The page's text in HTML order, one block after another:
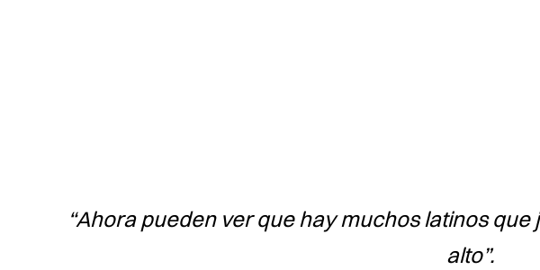
“Ahora pueden ver que hay muchos latinos
alto”.